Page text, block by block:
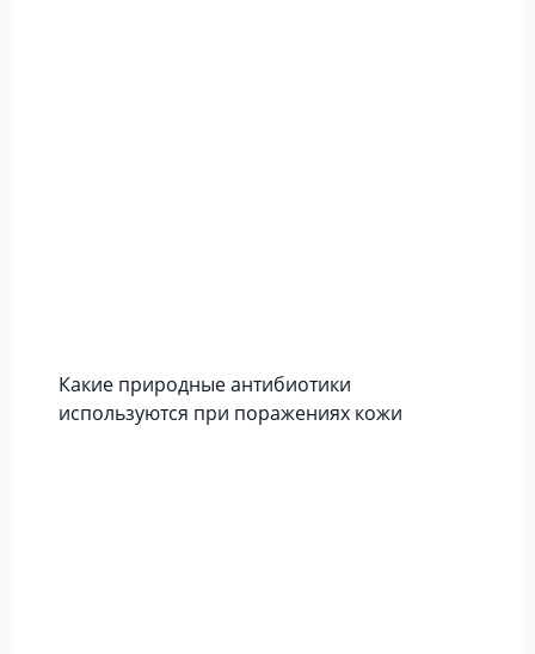
Какие природные антибиотики
используются при поражениях кожи